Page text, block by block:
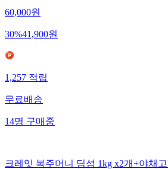
60,000원
30%41,900원
1,257적립
무료배송
14명구매중
크레잇 복주머니 딤섬 1kg x2개+야채